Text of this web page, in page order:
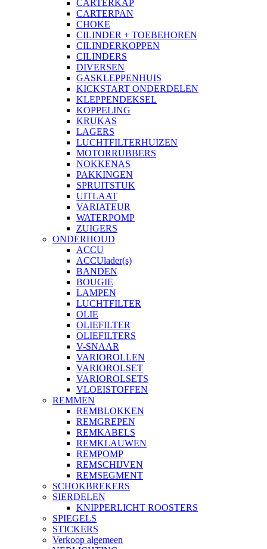
CARTERKAP
CARTERPAN
CHOKE
CILINDER + TOEBEHOREN
CILINDERKOPPEN
CILINDERS
DIVERSEN
GASKLEPPENHUIS
KICKSTART ONDERDELEN
KLEPPENDEKSEL
KOPPELING
KRUKAS
LAGERS
LUCHTFILTERHUIZEN
MOTORRUBBERS
NOKKENAS
PAKKINGEN
SPRUITSTUK
UITLAAT
VARIATEUR
WATERPOMP
ZUIGERS
ONDERHOUD
ACCU
ACCUlader(s)
BANDEN
BOUGIE
LAMPEN
LUCHTFILTER
OLIE
OLIEFILTER
OLIEFILTERS
V-SNAAR
VARIOROLLEN
VARIOROLSET
VARIOROLSETS
VLOEISTOFFEN
REMMEN
REMBLOKKEN
REMGREPEN
REMKABELS
REMKLAUWEN
REMPOMP
REMSCHIJVEN
REMSEGMENT
SCHOKBREKERS
SIERDELEN
KNIPPERLICHT ROOSTERS
SPIEGELS
STICKERS
Verkoop algemeen